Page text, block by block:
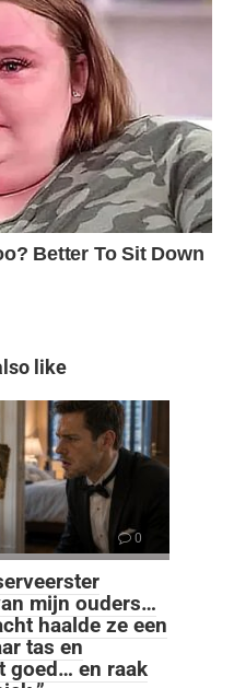
like
0
mijn ouders…
haalde ze een
tas en
goed… en raak